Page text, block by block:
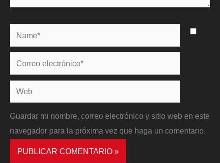
Name*
Correo
electrónico*
Web
Guardar mi nombre, correo electrónico y sitio web en este
navegador para la próxima vez que haga un comentario.